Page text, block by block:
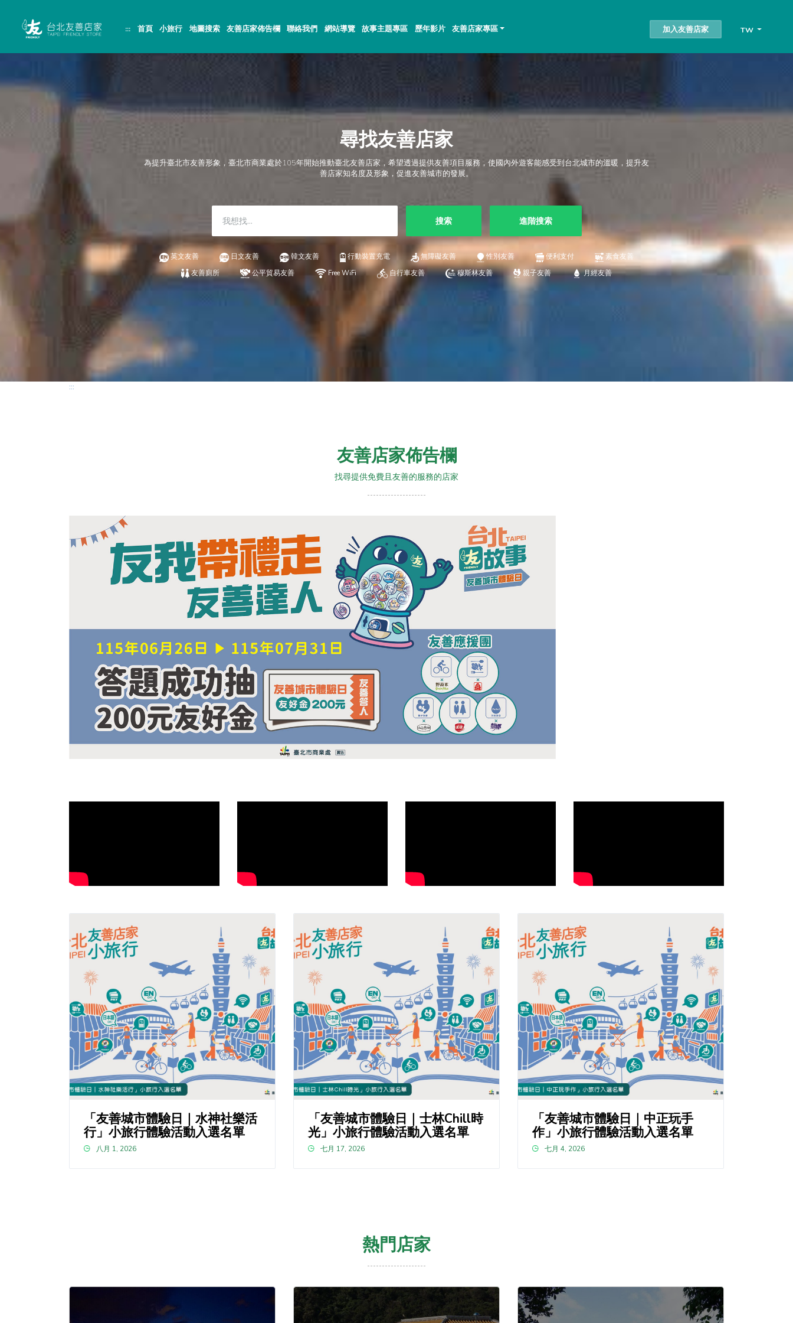
容
::: 首頁 小旅行 地圖搜索 友善店家佈告欄 聯絡我們 網站導覽 故事主題專區 歷年影片 友善店家專區 加入友善店家 TW
尋找友善店家
為提升臺北市友善形象，臺北市商業處於105年開始推動臺北友善店家，希望透過提供友善項目服務，使國內外遊客能感受到台北城市的溫暖，提升友
善店家知名度及形象，促進友善城市的發展。
搜索 進階搜索
英文友善 日文友善 韓文友善 行動裝置充電 無障礙友善 性別友善 便利支付
素食友善
友善廁所
公平貿易友善 Free WiFi 自行車友善 穆斯林友善 親子友善 月經友善
:::
友善店家佈告欄
找尋提供免費且友善的服務的店家
「友善城市體驗日｜水神社樂活
行」小旅行體驗活動入選名單
八月 1, 2026
「友善城市體驗日｜士林Chill時
光」小旅行體驗活動入選名單
七月 17, 2026
「友善城市體驗日｜中正玩手
作」小旅行體驗活動入選名單
七月 4, 2026
熱門店家